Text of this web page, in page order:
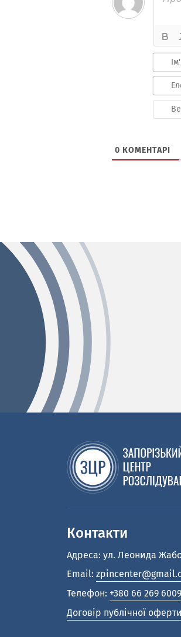
0 КОМЕНТАРІ
Контакти
Адреса: ул. Леонида
Email:
Телефон: +380 66 269 6009
Договір публічної оферти